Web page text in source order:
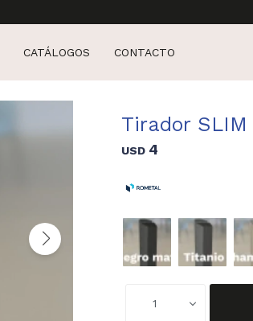
CATÁLOGOS CONTACTO
Tirador
USD 4
1